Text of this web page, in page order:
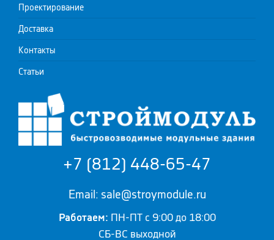
Проектирование
Доставка
Контакты
Статьи
+7 (812) 448-65-47
Email: sale@stroymodule.ru
Работаем: ПН-ПТ с 9:00 до 18:00
СБ-ВС выходной